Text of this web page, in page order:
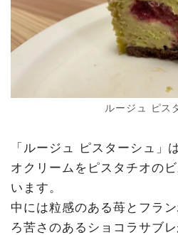
ルージュ ピス
「ルージュ ピスターシュ」
オクリームをピスタチオの
います。
中には粒感のある苺とフラ
ろ苦さのあるショコラサブ